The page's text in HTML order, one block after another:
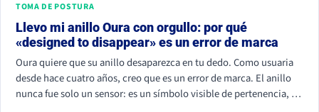
TOMA DE POSTURA
Llevo mi anillo Oura con orgullo: por qué
«designed to disappear» es un error de marca
Oura quiere que su anillo desaparezca en tu dedo. Como usuaria
desde hace cuatro años, creo que es un error de marca. El anillo
nunca fue solo un sensor: es un símbolo visible de pertenencia, un